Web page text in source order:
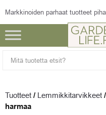
Markkinoiden parhaat tuotteet
Tuotteet / Lemmikkitarvikkeet /
harmaa